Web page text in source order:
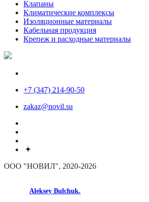
Клапаны
Климатические комплексы
Изоляционные материалы
Кабельная продукция
Крепеж и расходные материалы
+7 (347) 214-90-50
zakaz@novil.su
ООО "НОВИЛ", 2020-2026
Aleksey Bulchuk.